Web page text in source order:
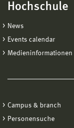
Hochschule
News
Events calendar
Medieninformationen
Campus & branch
Personensuche